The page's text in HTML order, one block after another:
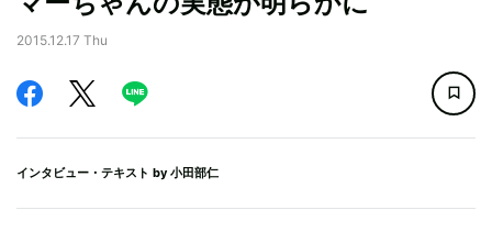
2015.12.17 Thu
インタビュー・テキスト by 小田部仁